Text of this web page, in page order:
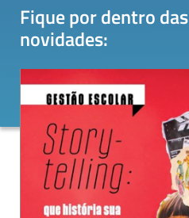
Fique por dentro das
novidades: